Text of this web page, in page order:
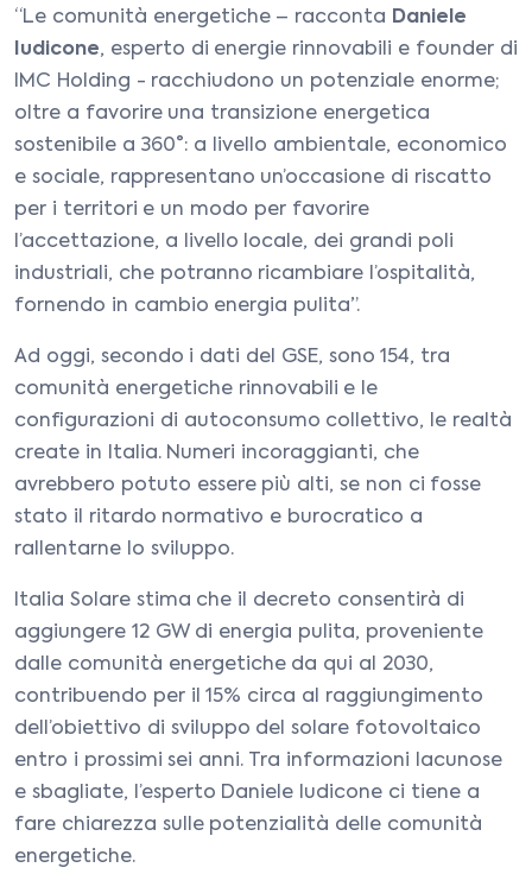
“Le comunità energetiche – racconta Daniele
Iudicone, esperto di energie rinnovabili e founder di
IMC Holding - racchiudono un potenziale enorme;
oltre a favorire una transizione energetica
sostenibile a 360°: a livello ambientale, economico
e sociale, rappresentano un’occasione di riscatto
per i territori e un modo per favorire
l’accettazione, a livello locale, dei grandi poli
industriali, che potranno ricambiare l’ospitalità,
fornendo in cambio energia pulita”.
Ad oggi, secondo i dati del GSE, sono 154, tra
comunità energetiche rinnovabili e le
configurazioni di autoconsumo collettivo, le realtà
create in Italia. Numeri incoraggianti, che
avrebbero potuto essere più alti, se non ci fosse
stato il ritardo normativo e burocratico a
rallentarne lo sviluppo.
Italia Solare stima che il decreto consentirà di
aggiungere 12 GW di energia pulita, proveniente
dalle comunità energetiche da qui al 2030,
contribuendo per il 15% circa al raggiungimento
dell’obiettivo di sviluppo del solare fotovoltaico
entro i prossimi sei anni. Tra informazioni lacunose
e sbagliate, l’esperto Daniele Iudicone ci tiene a
fare chiarezza sulle potenzialità delle comunità
energetiche.